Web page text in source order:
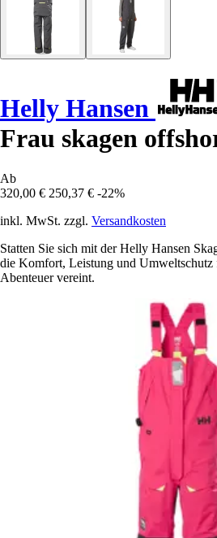
Helly Hansen
Frau skagen
Ab
320,00 € 250,37 € -22%
inkl. MwSt. zzgl. Versandkosten
Statten Sie sich mit der Helly Hansen
die Komfort, Leistung und Umweltschutz
Abenteuer vereint.